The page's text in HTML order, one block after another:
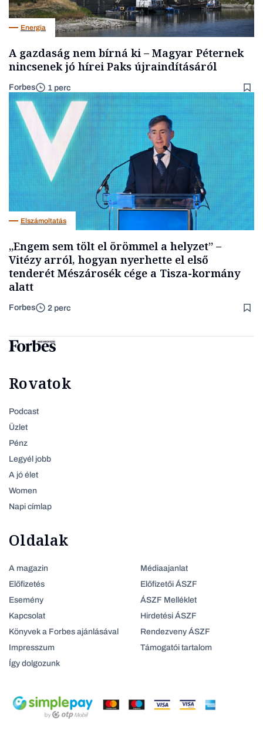
Energia
A gazdaság nem bírná ki – Magyar Péternek
nincsenek jó hírei Paks újraindításáról
Forbes 1 perc
Elszámoltatás
„Engem sem tölt el örömmel a helyzet” –
Vitézy arról, hogyan nyerhette el első
tenderét Mészárosék cége a Tisza-kormány
alatt
Forbes 2 perc
Rovatok
Podcast
Üzlet
Pénz
Legyél jobb
A jó élet
Women
Napi címlap
Oldalak
A magazin
Előfizetés
Esemény
Kapcsolat
Könyvek a Forbes ajánlásával
Impresszum
Így dolgozunk
Médiaajanlat
Előfizetői ÁSZF
ÁSZF Melléklet
Hirdetési ÁSZF
Rendezveny ÁSZF
Támogatói tartalom